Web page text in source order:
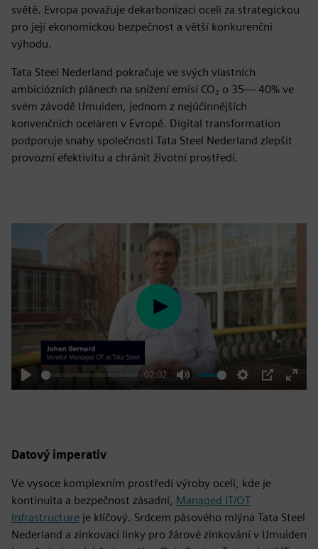
světě. Evropa považuje dekarbonizaci oceli za strategickou
pro její ekonomickou bezpečnost a větší konkurenční
výhodu.
Tata Steel Nederland pokračuje ve svých vlastních
ambiciózních plánech na snížení emisí CO₂ o 35— 40% ve
svém závodě IJmuiden, jednom z nejúčinnějších
konvenčních oceláren v Evropě. Digital transformation
podporuje snahy společnosti Tata Steel Nederland zlepšit
provozní efektivitu a chránit životní prostředí.
Play
02:02
Mute Settings
PIP
Enter
Play
Datový imperativ
Ve vysoce komplexním prostředí výroby oceli, kde je
kontinuita a bezpečnost zásadní, Managed IT/OT
Infrastructure je klíčový. Srdcem pásového mlýna Tata Steel
Nederland a zinkovací linky pro žárové zinkování v IJmuiden